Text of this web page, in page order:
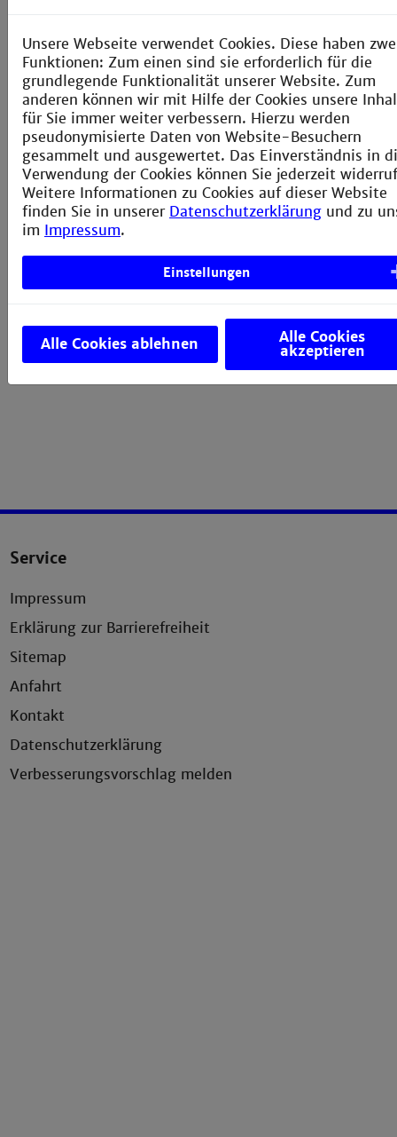
wählen Sie im "moodle":
Kursbereich "Fakultät für
Verfahrens- und
Chemietechnik"
Professor auswählen
Vorlesung auswählen
Die Zugangs-PIN erfragen Sie bitte
der Physikalischen Chemie.
Service
Impressum
Erklärung zur Barrierefreiheit
Sitemap
Anfahrt
Kontakt
Datenschutzerklärung
Verbesserungsvorschlag melden
Unsere Webseite verwendet Cookies. Diese haben
Funktionen: Zum einen sind sie erforderlich für die
grundlegende Funktionalität unserer Website. Zum
anderen können wir mit Hilfe der Cookies unsere
für Sie immer weiter verbessern. Hierzu werden
pseudonymisierte Daten von Website-Besuchern
gesammelt und ausgewertet. Das Einverständnis in
Verwendung der Cookies können Sie jederzeit
Weitere Informationen zu Cookies auf dieser Website
finden Sie in unserer Datenschutzerklärung und zu
im Impressum.
Einstellungen
Alle Cookies ablehnen Alle Cookies
akzeptieren